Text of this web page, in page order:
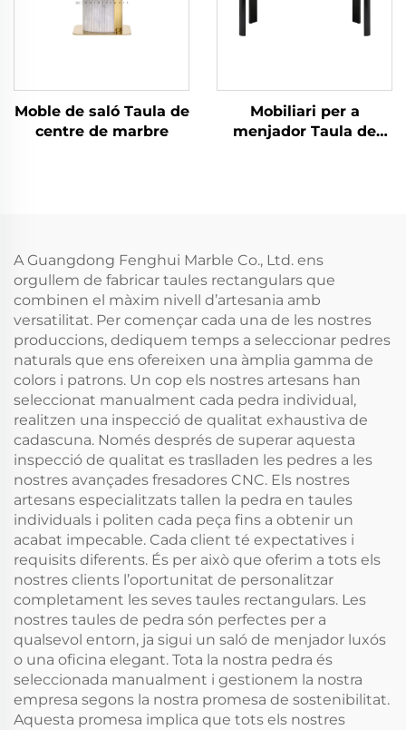
Moble de saló Taula de
centre de marbre
Mobiliari per a
menjador Taula de
A Guangdong Fenghui Marble Co., Ltd. ens
orgullem de fabricar taules rectangulars que
combinen el màxim nivell d’artesania amb
versatilitat. Per començar cada una de les nostres
produccions, dediquem temps a seleccionar pedres
naturals que ens ofereixen una àmplia gamma de
colors i patrons. Un cop els nostres artesans han
seleccionat manualment cada pedra individual,
realitzen una inspecció de qualitat exhaustiva de
cadascuna. Només després de superar aquesta
inspecció de qualitat es traslladen les pedres a les
nostres avançades fresadores CNC. Els nostres
artesans especialitzats tallen la pedra en taules
individuals i politen cada peça fins a obtenir un
acabat impecable. Cada client té expectatives i
requisits diferents. És per això que oferim a tots els
nostres clients l’oportunitat de personalitzar
completament les seves taules rectangulars. Les
nostres taules de pedra són perfectes per a
qualsevol entorn, ja sigui un saló de menjador luxós
o una oficina elegant. Tota la nostra pedra és
seleccionada manualment i gestionem la nostra
empresa segons la nostra promesa de sostenibilitat.
Aquesta promesa implica que tots els nostres